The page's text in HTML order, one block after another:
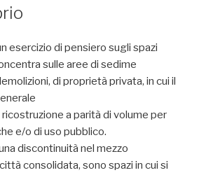
esercizio di pensiero sugli spazi
sulle aree di sedime
di proprietà privata, in cui il
a parità di volume per
e/o di uso pubblico.
discontinuità nel mezzo
consolidata, sono spazi in cui si